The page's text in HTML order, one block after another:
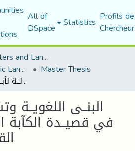
All of
DSpace Statistics Profils
Faculty of Letters and Languages
Department of Arabic Language and Literature Master Thesis
البنــى اللغويــة وتشكيــل المعنــى في قصيــدة الكآبة المجهولــة لأبـي القاســـم الشابـــي
البنــى اللغويــة
في قصيــدة الكآبة